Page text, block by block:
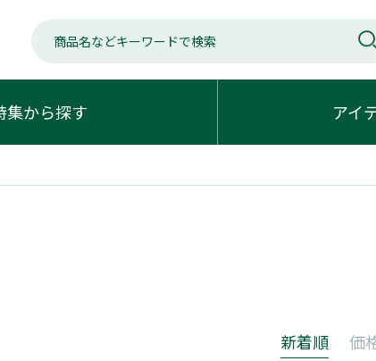
集から探す アイ
新着順 価